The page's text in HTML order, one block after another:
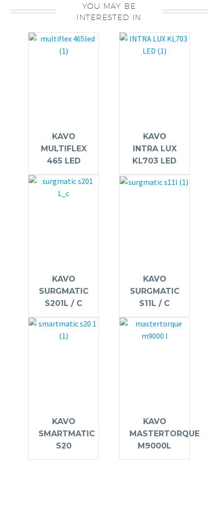
YOU MAY BE
INTERESTED IN
KAVO
MULTIFLEX
465 LED
KAVO
INTRA LUX
KL703 LED
KAVO
SURGMATIC
S201L / C
KAVO
SURGMATIC
S11L / C
KAVO
SMARTMATIC
S20
KAVO
MASTERTORQUE
M9000L